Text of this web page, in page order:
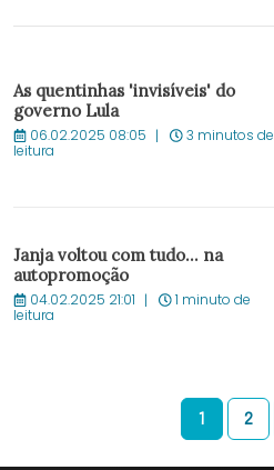
As quentinhas 'invisíveis' do
governo Lula
06.02.2025 08:05 3 minutos de
leitura
Janja voltou com tudo… na
autopromoção
04.02.2025 21:01 1 minuto de
leitura
1 2